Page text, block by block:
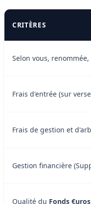
CRITÈRES
Selon vous,
Frais d'entrée (sur
Frais de gestion et
Gestion financière
Qualité du Fonds €uros